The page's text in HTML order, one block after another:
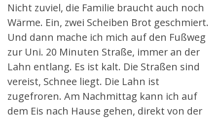
Nicht zuviel, die Familie braucht auch noch
Wärme. Ein, zwei Scheiben Brot geschmiert.
Und dann mache ich mich auf den Fußweg
zur Uni. 20 Minuten Straße, immer an der
Lahn entlang. Es ist kalt. Die Straßen sind
vereist, Schnee liegt. Die Lahn ist
zugefroren. Am Nachmittag kann ich auf
dem Eis nach Hause gehen, direkt von der